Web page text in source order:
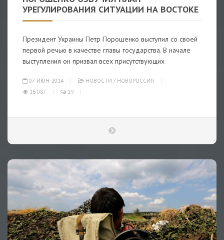
УРЕГУЛИРОВАНИЯ СИТУАЦИИ НА ВОСТОКЕ
Президент Украины Петр Порошенко выступил со своей
первой речью в качестве главы государства. В начале
выступления он призвал всех присутствующих
07-ИЮН-2014 НОВОСТИ / НОВОРОССИЯ
16 087
19